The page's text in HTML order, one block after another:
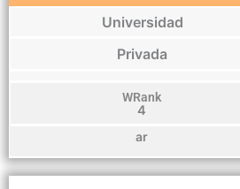
Universidad
Privada
WRank
4
ar